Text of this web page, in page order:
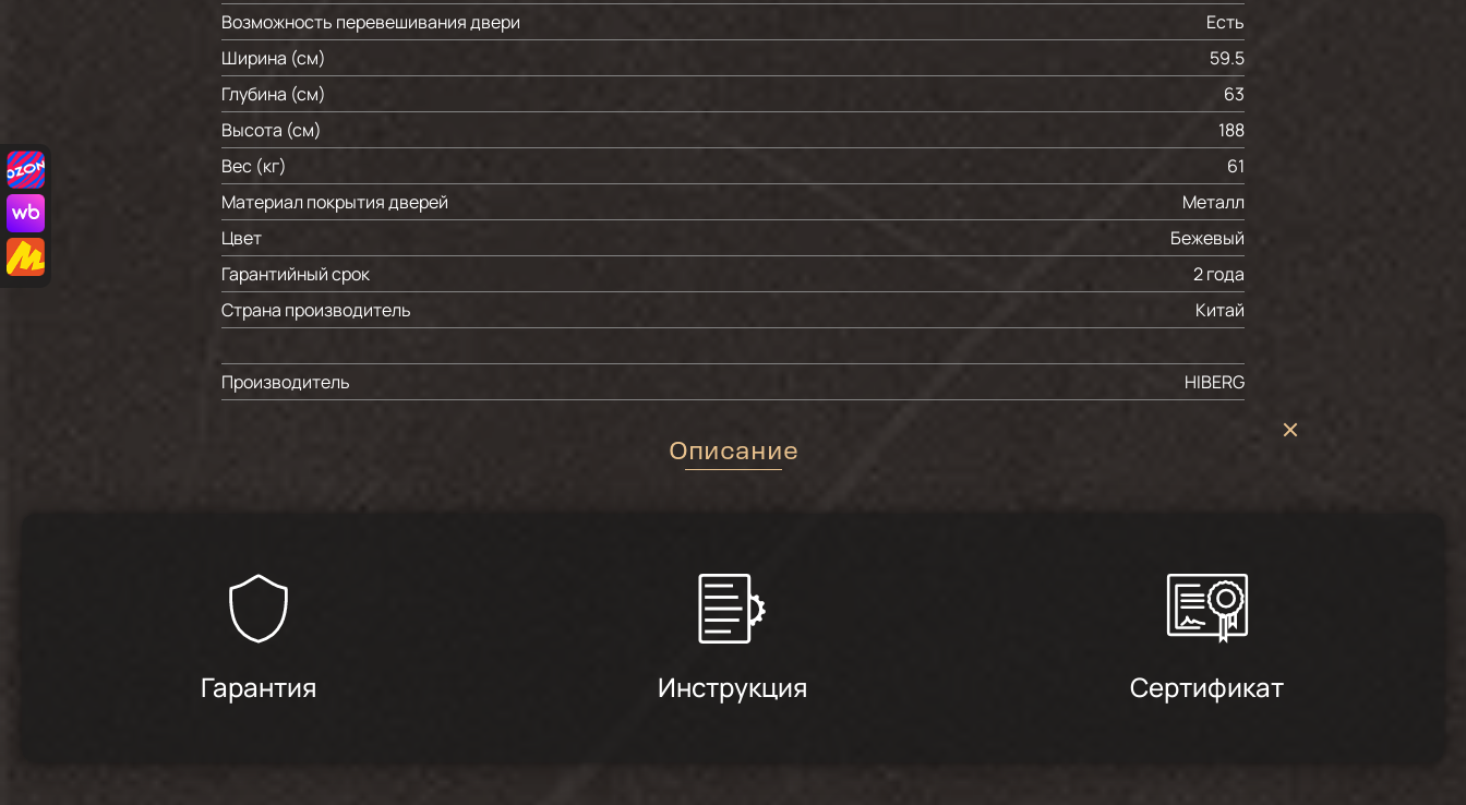
Возможность перевешивания двери
Есть
Ширина (см)
59.5
Глубина (см)
63
Высота (см)
188
Вес (кг)
61
Материал покрытия дверей
Металл
Цвет
Бежевый
Гарантийный срок
2 года
Страна производитель
Китай
Производитель HIBERG
Описание
Гарантия Инструкция Сертификат